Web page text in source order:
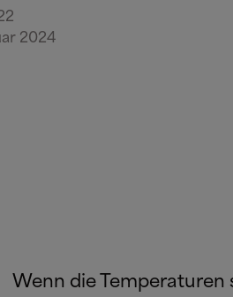
2024
Wenn die Temperaturen